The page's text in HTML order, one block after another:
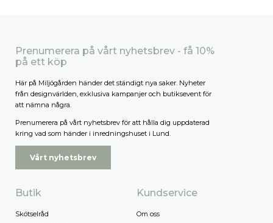
Prenumerera på vårt nyhetsbrev - få 10%
på ett köp
Här på Miljögården händer det ständigt nya saker. Nyheter
från designvärlden, exklusiva kampanjer och butiksevent för
att nämna några.
Prenumerera på vårt nyhetsbrev för att hålla dig uppdaterad
kring vad som händer i inredningshuset i Lund.
Vårt nyhetsbrev
Butik
Skötselråd
Kundservice
Om oss